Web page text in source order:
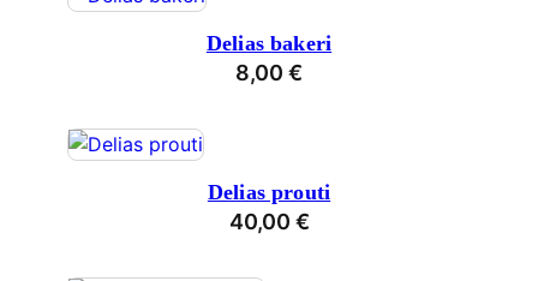
Delias bakeri
8,00 €
Delias prouti
40,00 €